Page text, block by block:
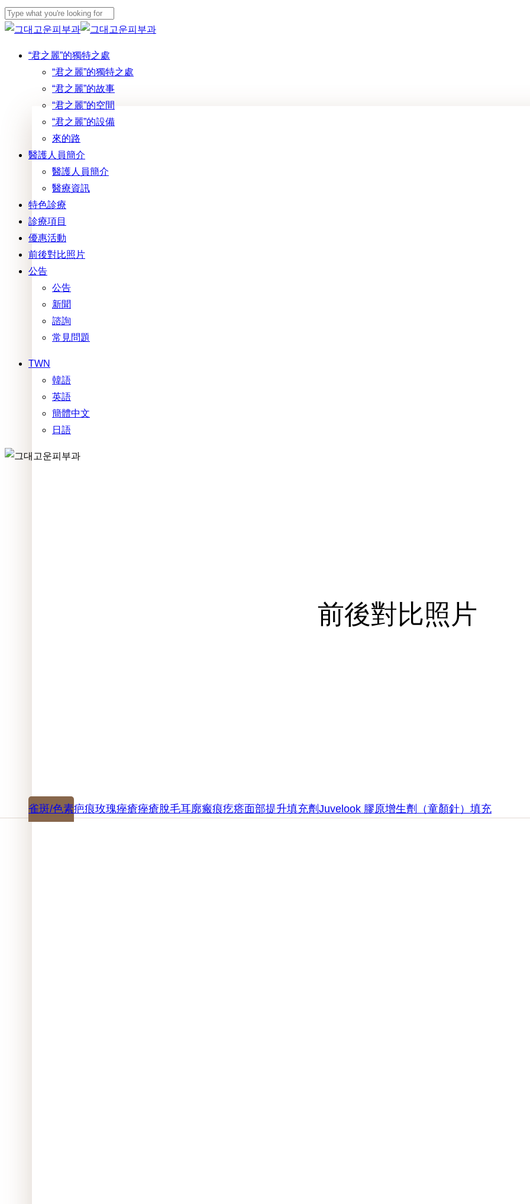
Skip
to
content
Close
Menu “君之麗”的獨特之處
“君之麗”的獨特之處
“君之麗”的故事
“君之麗”的空間
“君之麗”的設備
來的路
醫護人員簡介
醫護人員簡介
醫療資訊
特色診療
診療項目
優惠活動
前後對比照片
公告
公告
新聞
諮詢
常見問題
TWN
韓語
英語
簡體中文
日語
前後對比照片
雀斑/色素疤痕玫瑰痤瘡痤瘡脫毛耳廓瘢痕疙瘩面部提升填充劑Juvelook 膠原增生劑（童顏針）填充